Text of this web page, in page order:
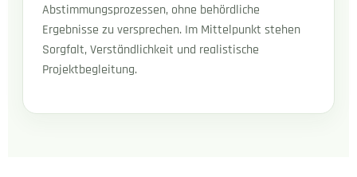
Abstimmungsprozessen, ohne behördliche
Ergebnisse zu versprechen. Im Mittelpunkt stehen
Sorgfalt, Verständlichkeit und realistische
Projektbegleitung.